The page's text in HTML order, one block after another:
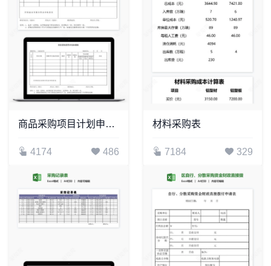
商品采购项目计划申请表
4174 486
材料采购表
7184 329